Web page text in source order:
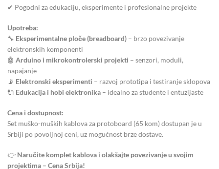
✔ Pogodni za edukaciju, eksperimente i profesionalne projekte
Upotreba:
🔧 Eksperimentalne ploče (breadboard) – brzo povezivanje
elektronskih komponenti
🤖 Arduino i mikrokontrolerski projekti – senzori, moduli,
napajanje
📡 Elektronski eksperimenti – razvoj prototipa i testiranje sklopova
🔌 Edukacija i hobi elektronika – idealno za studente i entuzijaste
Cena i dostupnost:
Set muško-muških kablova za protoboard (65 kom) dostupan je u
Srbiji po povoljnoj ceni, uz mogućnost brze dostave.
👉 Naručite komplet kablova i olakšajte povezivanje u svojim
projektima – Cena Srbija!